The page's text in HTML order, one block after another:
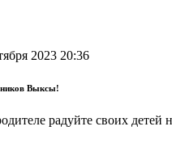
2023 20:36
Выксы!
радуйте своих